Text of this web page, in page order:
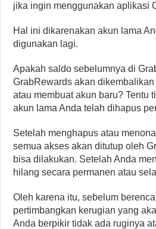
jika ingin menggunakan aplikasi
Hal ini dikarenakan akun lama
digunakan lagi.
Apakah saldo sebelumnya di
GrabRewards akan
atau membuat akun baru? Tentu
akun lama Anda telah dihapus
Setelah menghapus atau
semua akses akan ditutup oleh
bisa dilakukan. Setelah Anda
hilang secara permanen atau
Oleh karena itu, sebelum
pertimbangkan kerugian yang
Anda berpikir tidak ada ruginya